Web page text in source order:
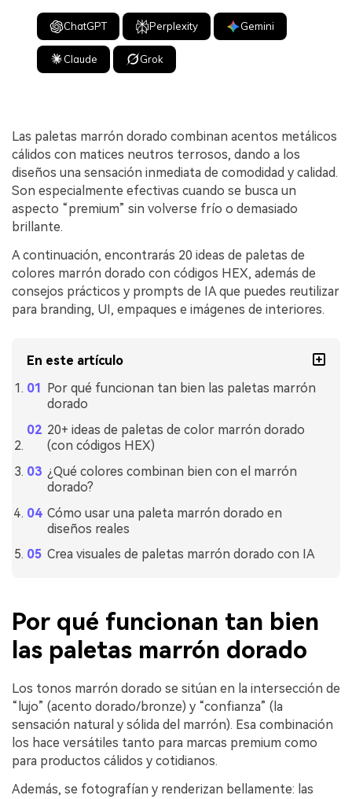
ChatGPT Perplexity Gemini
Claude Grok
Las paletas marrón dorado combinan acentos metálicos
cálidos con matices neutros terrosos, dando a los
diseños una sensación inmediata de comodidad y calidad.
Son especialmente efectivas cuando se busca un
aspecto “premium” sin volverse frío o demasiado
brillante.
A continuación, encontrarás 20 ideas de paletas de
colores marrón dorado con códigos HEX, además de
consejos prácticos y prompts de IA que puedes reutilizar
para branding, UI, empaques e imágenes de interiores.
En este artículo
Por qué funcionan tan bien las paletas marrón
dorado
20+ ideas de paletas de color marrón dorado
(con códigos HEX)
¿Qué colores combinan bien con el marrón
dorado?
Cómo usar una paleta marrón dorado en
diseños reales
Crea visuales de paletas marrón dorado con IA
Por qué funcionan tan bien
las paletas marrón dorado
Los tonos marrón dorado se sitúan en la intersección de
“lujo” (acento dorado/bronze) y “confianza” (la
sensación natural y sólida del marrón). Esa combinación
los hace versátiles tanto para marcas premium como
para productos cálidos y cotidianos.
Además, se fotografían y renderizan bellamente: las